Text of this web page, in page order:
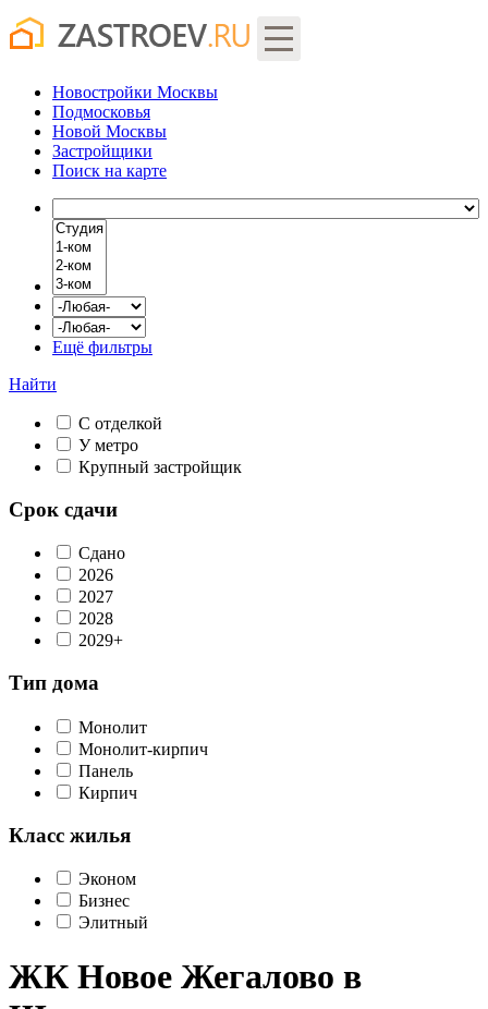
Новостройки Москвы
Подмосковья
Новой Москвы
Застройщики
Поиск на карте
Ещё фильтры
Найти
С отделкой
У метро
Крупный застройщик
Срок сдачи
Сдано
2026
2027
2028
2029+
Тип дома
Монолит
Монолит-кирпич
Панель
Кирпич
Класс жилья
Эконом
Бизнес
Элитный
ЖК Новое Жегалово в